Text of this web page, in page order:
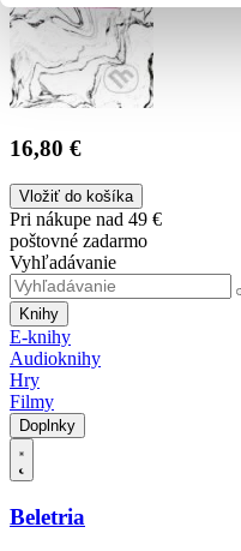
16,80 €
Vložiť do košíka
Pri nákupe nad 49 €
poštovné zadarmo
Vyhľadávanie
Knihy
E-knihy
Audioknihy
Hry
Filmy
Doplnky
Beletria